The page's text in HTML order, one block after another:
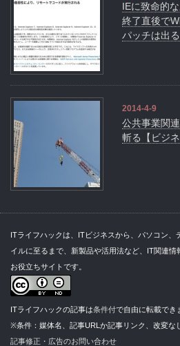
IEに致命的
終了直後で
パッチは出
2014-4-9
公共事業関
斬る【ビジネ
ITライフハックは、ITビジネスから、パソコン
イルに至るまで、新製品や活用法など、IT関連
お役立ちサイトです。
ITライフハックの記事は条件付で自由に転載でき
※条件：媒体名、記事URLか記事リンク、改変な
記事修正・広告のお問い合わせ